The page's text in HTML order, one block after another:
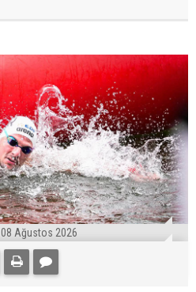
08 Ağustos 2026